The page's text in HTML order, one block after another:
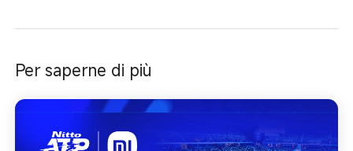
Per saperne di più